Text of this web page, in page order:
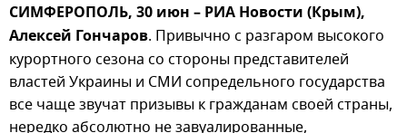
СИМФЕРОПОЛЬ, 30 июн – РИА Новости (Крым),
Алексей Гончаров. Привычно с разгаром высокого
курортного сезона со стороны представителей
властей Украины и СМИ сопредельного государства
все чаще звучат призывы к гражданам своей страны,
нередко абсолютно не завуалированные,